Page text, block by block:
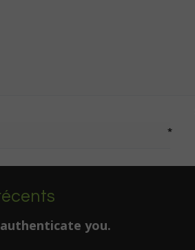
*
you.